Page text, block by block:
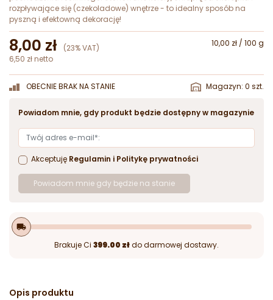
rozpływające się (czekoladowe) wnętrze - to idealny sposób na
pyszną i efektowną dekorację!
8,00 zł (23% VAT)
10,00 zł / 100 g
6,50 zł netto
OBECNIE BRAK NA STANIE Magazyn: 0 szt.
Powiadom mnie, gdy produkt będzie dostępny w magazynie
Akceptuję Regulamin i Politykę prywatności
Powiadom mnie gdy będzie na stanie
local_shipping
Brakuje Ci 399.00 złdo darmowej dostawy.
Opis produktu